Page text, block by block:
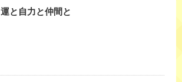
運と自力と仲間と